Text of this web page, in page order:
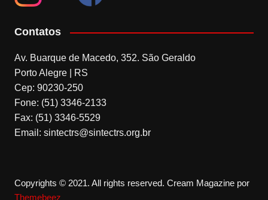
Contatos
Av. Buarque de Macedo, 352. São Geraldo
Porto Alegre | RS
Cep: 90230-250
Fone: (51) 3346-2133
Fax: (51) 3346-5529
Email: sintectrs@sintectrs.org.br
Copyrights © 2021. All rights reserved. Cream Magazine por
Themebeez